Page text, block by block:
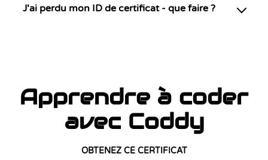
J'ai perdu mon ID de certificat - que faire ?
Apprendre à coder
avec Coddy
OBTENEZ CE CERTIFICAT